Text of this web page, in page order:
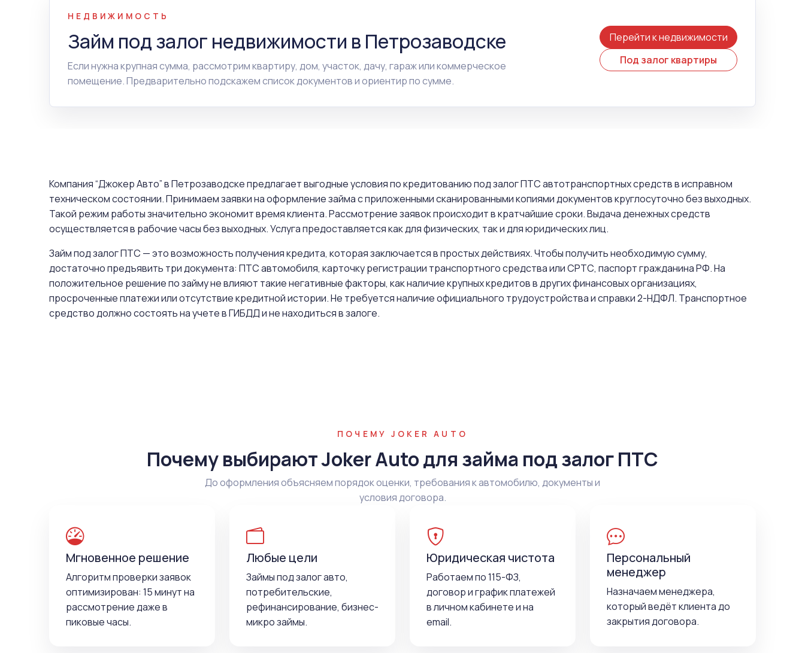
НЕДВИЖИМОСТЬ
Займ под залог недвижимости в Петрозаводске
Если нужна крупная сумма, рассмотрим квартиру, дом, участок, дачу, гараж или коммерческое
помещение. Предварительно подскажем список документов и ориентир по сумме.
Перейти к недвижимости
Под залог квартиры
Компания “Джокер Авто” в Петрозаводске предлагает выгодные условия по кредитованию под залог ПТС автотранспортных средств в исправном
техническом состоянии. Принимаем заявки на оформление займа с приложенными сканированными копиями документов круглосуточно без выходных.
Такой режим работы значительно экономит время клиента. Рассмотрение заявок происходит в кратчайшие сроки. Выдача денежных средств
осуществляется в рабочие часы без выходных. Услуга предоставляется как для физических, так и для юридических лиц.
Займ под залог ПТС — это возможность получения кредита, которая заключается в простых действиях. Чтобы получить необходимую сумму,
достаточно предъявить три документа: ПТС автомобиля, карточку регистрации транспортного средства или СРТС, паспорт гражданина РФ. На
положительное решение по займу не влияют такие негативные факторы, как наличие крупных кредитов в других финансовых организациях,
просроченные платежи или отсутствие кредитной истории. Не требуется наличие официального трудоустройства и справки 2-НДФЛ. Транспортное
средство должно состоять на учете в ГИБДД и не находиться в залоге.
ПОЧЕМУ JOKER AUTO
Почему выбирают Joker Auto для займа под залог ПТС
До оформления объясняем порядок оценки, требования к автомобилю, документы и
условия договора.
Мгновенное решение
Алгоритм проверки заявок
оптимизирован: 15 минут на
рассмотрение даже в
пиковые часы.
Любые цели
Займы под залог авто,
потребительские,
рефинансирование, бизнес-
микро займы.
Юридическая чистота
Работаем по 115-ФЗ,
договор и график платежей
в личном кабинете и на
email.
Персональный
менеджер
Назначаем менеджера,
который ведёт клиента до
закрытия договора.